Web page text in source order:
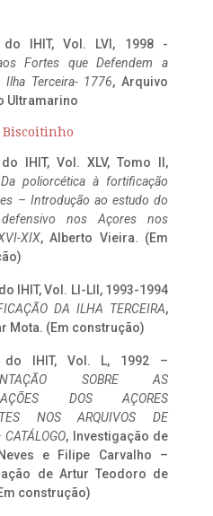
do IHIT, Vol. LVI, 1998 -
Fortes que Defendem a
Ilha Terceira- 1776, Arquivo
Ultramarino
Biscoitinho
IHIT, Vol. XLV, Tomo II,
Da poliorcética à fortificação
– Introdução ao estudo do
nos Açores nos
XIX, Alberto Vieira. (Em
IHIT, Vol. LI-LII, 1993-1994
DA ILHA TERCEIRA,
Mota. (Em construção)
do IHIT, Vol. L, 1992 –
SOBRE AS
DOS AÇORES
NOS ARQUIVOS DE
, Investigação de
e Filipe Carvalho –
de Artur Teodoro de
construção)